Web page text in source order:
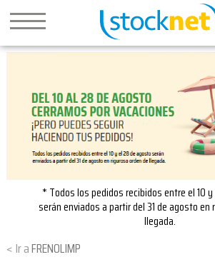
* Todos los pedidos recibidos entre el 10
serán enviados a partir del 31 de agosto en
llegada.
FRENOLIMP